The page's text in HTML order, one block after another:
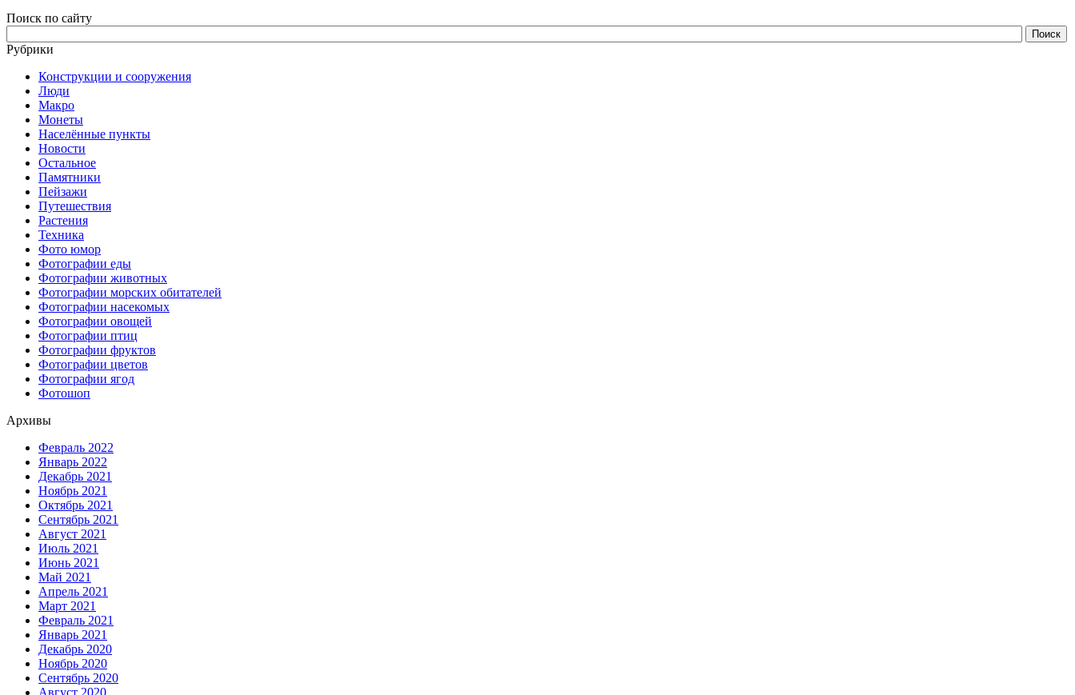
Поиск по сайту
Рубрики
Конструкции и сооружения
Люди
Макро
Монеты
Населённые пункты
Новости
Остальное
Памятники
Пейзажи
Путешествия
Растения
Техника
Фото юмор
Фотографии еды
Фотографии животных
Фотографии морских обитателей
Фотографии насекомых
Фотографии овощей
Фотографии птиц
Фотографии фруктов
Фотографии цветов
Фотографии ягод
Фотошоп
Архивы
Февраль 2022
Январь 2022
Декабрь 2021
Ноябрь 2021
Октябрь 2021
Сентябрь 2021
Август 2021
Июль 2021
Июнь 2021
Май 2021
Апрель 2021
Март 2021
Февраль 2021
Январь 2021
Декабрь 2020
Ноябрь 2020
Сентябрь 2020